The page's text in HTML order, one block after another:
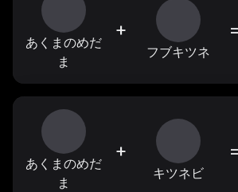
あくまのめだ
ま
+
フブキツネ
あくまのめだ
ま
+
キツネビ